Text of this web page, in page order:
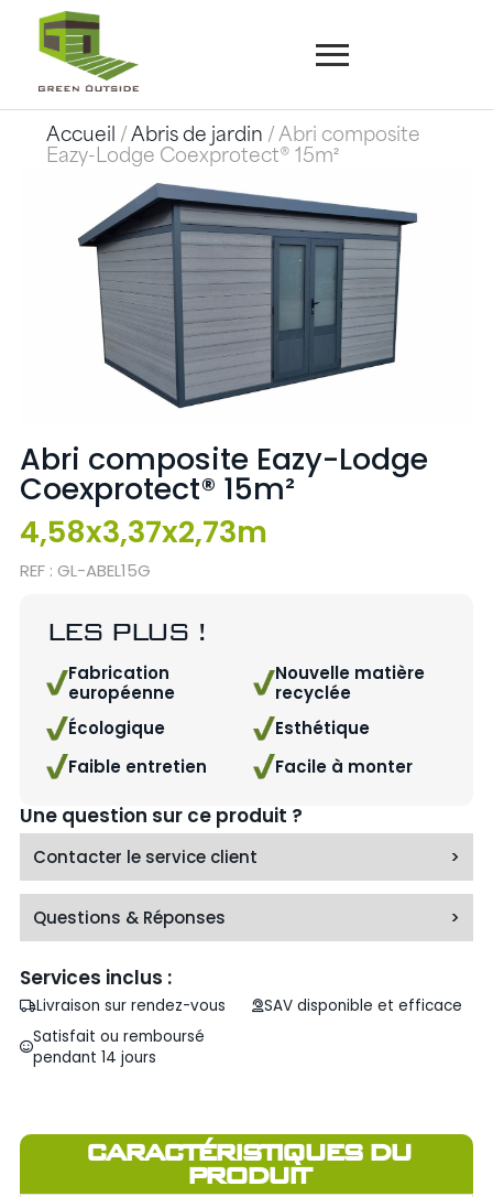
Accueil / Abris de jardin / Abri composite
Eazy-Lodge Coexprotect®️ 15m²
Abri composite Eazy-Lodge
Coexprotect®️ 15m²
4,58x3,37x2,73m
REF : GL-ABEL15G
LES PLUS !
Fabrication
européenne
Nouvelle matière
recyclée
Écologique
Esthétique
Faible entretien
Facile à monter
Une question sur ce produit ?
Contacter le service client >
Questions & Réponses >
Services inclus :
Livraison sur rendez-vous
SAV disponible et efficace
Satisfait ou remboursé
pendant 14 jours
CARACTÉRISTIQUES DU
PRODUIT